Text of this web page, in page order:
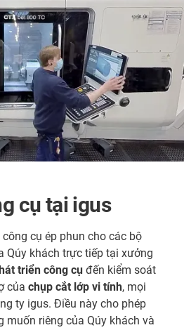
cụ tại igus
cụ ép phun cho các bộ
Qúy khách trực tiếp tại xưởng
triển công cụ đến kiểm soát
của chụp cắt lớp vi tính, mọi
ty igus. Điều này cho phép
muốn riêng của Qúy khách và